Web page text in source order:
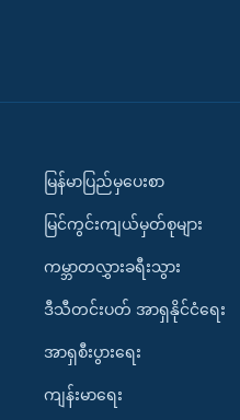
မြန်မာပြည်မှပေးစာ
မြင်ကွင်းကျယ်မှတ်စုများ
ကမ္ဘာတလွှားခရီးသွား
ဒီသီတင်းပတ် အာရှနိုင်ငံရေး
အာရှစီးပွားရေး
ကျန်းမာရေး